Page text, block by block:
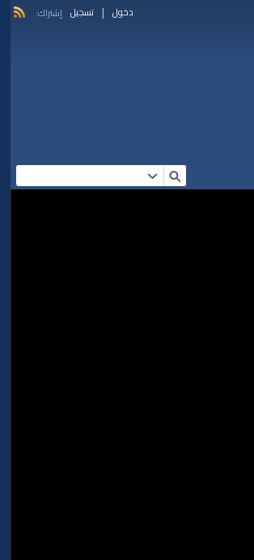
دخول | تسجيل إشتراك: